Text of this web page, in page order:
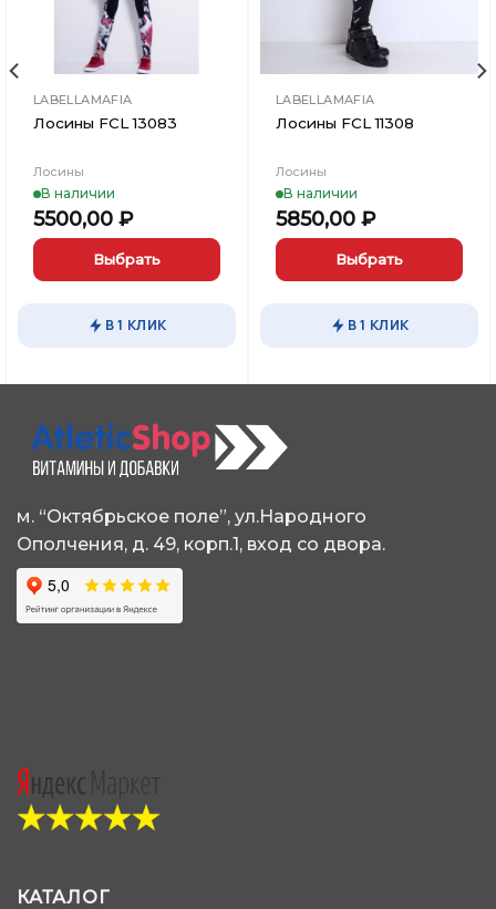
LABELLAMAFIA
Лосины FCL 13083
Лосины
В наличии
5500,00 ₽
Выбрать
вариаций.
можно
выбрать
на
товара.
В 1 КЛИК
LABELLAMAFIA
Лосины FCL 11308
Лосины
В наличии
5850,00 ₽
Выбрать
вариаций.
можно
выбрать
товара.
В 1 КЛИК
м. “Октябрьское поле”, ул.Народного
Ополчения, д. 49, корп.1, вход со двора.
КАТАЛОГ